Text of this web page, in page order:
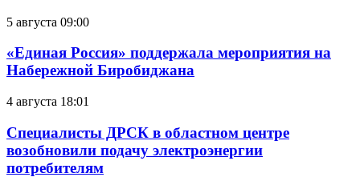
5 августа 09:00
«Единая Россия» поддержала мероприятия на
Набережной Биробиджана
4 августа 18:01
Специалисты ДРСК в областном центре
возобновили подачу электроэнергии
потребителям